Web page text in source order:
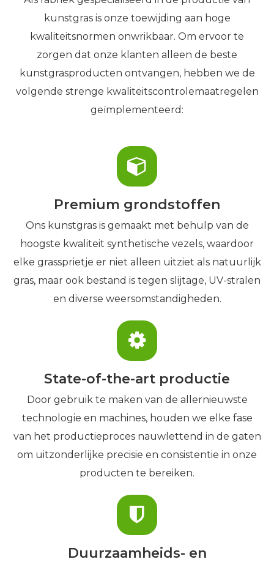
kunstgras is onze toewijding aan hoge
kwaliteitsnormen onwrikbaar. Om ervoor te
zorgen dat onze klanten alleen de beste
kunstgrasproducten ontvangen, hebben we de
volgende strenge kwaliteitscontrolemaatregelen
geïmplementeerd:
Premium grondstoffen
Ons kunstgras is gemaakt met behulp van de
hoogste kwaliteit synthetische vezels, waardoor
elke grassprietje er niet alleen uitziet als natuurlijk
gras, maar ook bestand is tegen slijtage, UV-stralen
en diverse weersomstandigheden.
State-of-the-art productie
Door gebruik te maken van de allernieuwste
technologie en machines, houden we elke fase
van het productieproces nauwlettend in de gaten
om uitzonderlijke precisie en consistentie in onze
producten te bereiken.
Duurzaamheids- en